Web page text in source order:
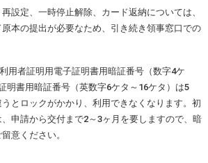
設定、一時停止解除、カード返納については、
本の提出が必要なため、引き続き領事窓口での
用者証明用電子証明書用暗証番号（数字4ケ
明書用暗証番号（英数字6ケタ～16ケタ）は5
とロックがかかり、利用できなくなります。初
申請から交付まで2～3ヶ月を要しますので、暗
意ください。